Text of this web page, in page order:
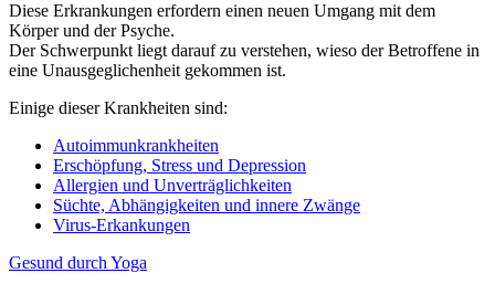
Diese Erkrankungen erfordern einen neuen Umgang mit dem
Körper und der Psyche.
Der Schwerpunkt liegt darauf zu verstehen, wieso der Betroffene in
eine Unausgeglichenheit gekommen ist.
Einige dieser Krankheiten sind:
Autoimmunkrankheiten
Erschöpfung, Stress und Depression
Allergien und Unverträglichkeiten
Süchte, Abhängigkeiten und innere Zwänge
Virus-Erkankungen
Gesund durch Yoga